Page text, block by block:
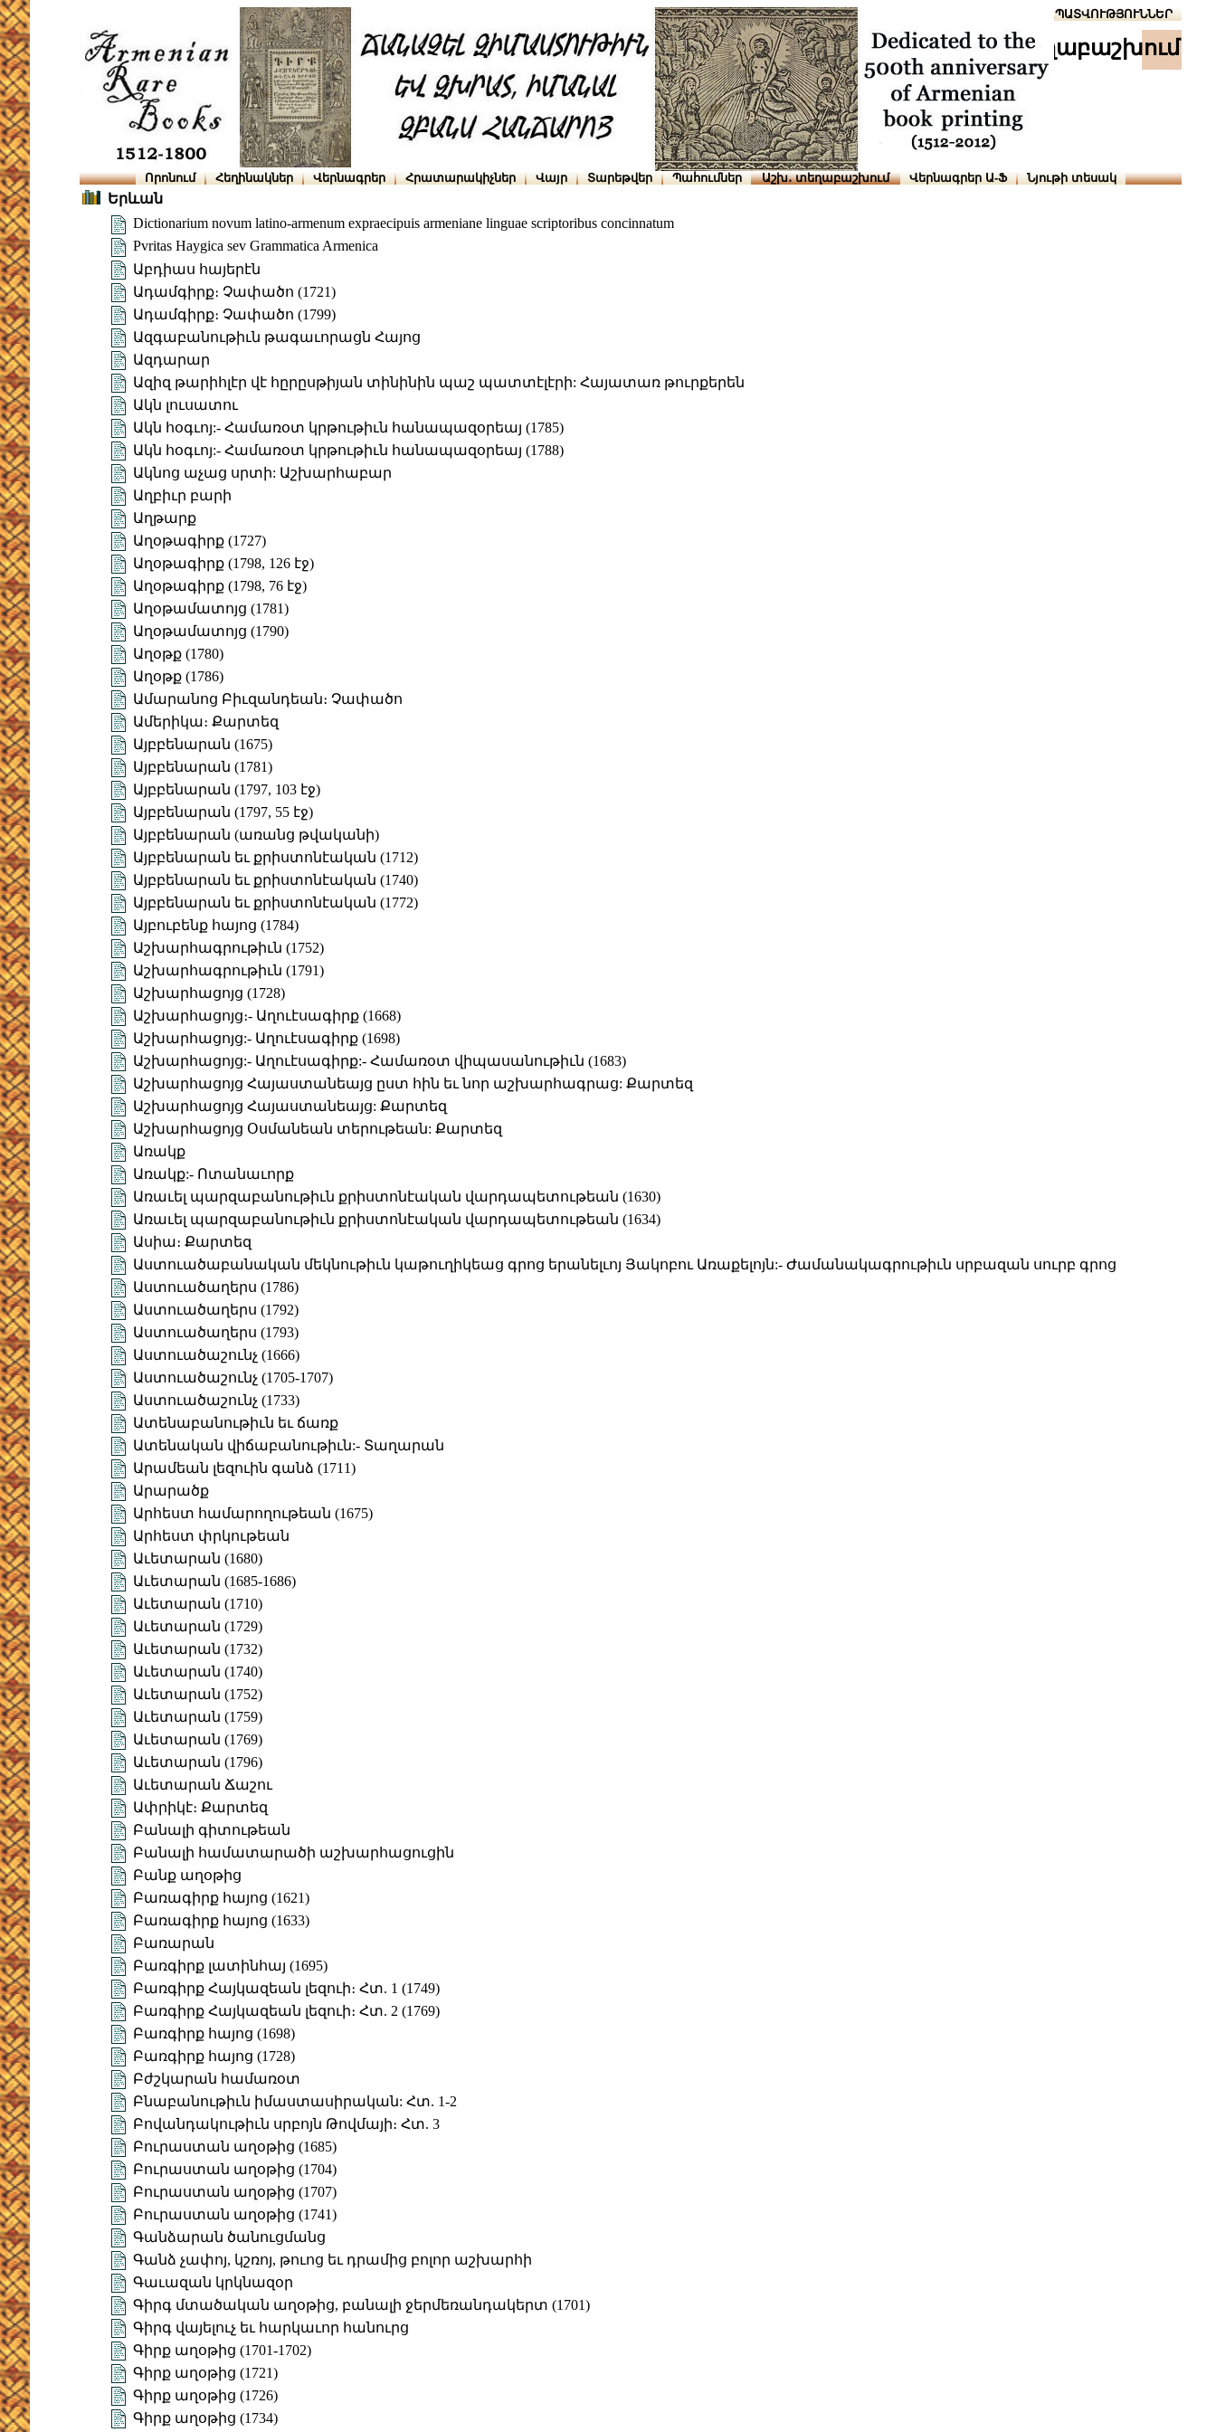
ՆԱԽԱՊԱՏՎՈՒԹՅՈՒՆՆԵՐ
աշխ․ տեղաբաշխում
Որոնում Հեղինակներ Վերնագրեր Հրատարակիչներ Վայր Տարեթվեր Պահումներ Աշխ․ տեղաբաշխում Վերնագրեր Ա-Ֆ Նյութի տեսակ
Երևան
Dictionarium novum latino-armenum expraecipuis armeniane linguae scriptoribus concinnatum
Pvritas Haygica sev Grammatica Armenica
Աբդիաս հայերէն
Ադամգիրք։ Չափածո (1721)
Ադամգիրք։ Չափածո (1799)
Ազգաբանութիւն թագաւորացն Հայոց
Ազդարար
Ազիզ թարիհլէր վէ հըրըսթիյան տինինին պաշ պատտէլէրի: Հայատառ թուրքերեն
Ակն լուսատու
Ակն հօգւոյ:- Համառօտ կրթութիւն հանապազօրեայ (1785)
Ակն հօգւոյ:- Համառօտ կրթութիւն հանապազօրեայ (1788)
Ակնոց աչաց սրտի: Աշխարհաբար
Աղբիւր բարի
Աղթարք
Աղօթագիրք (1727)
Աղօթագիրք (1798, 126 էջ)
Աղօթագիրք (1798, 76 էջ)
Աղօթամատոյց (1781)
Աղօթամատոյց (1790)
Աղօթք (1780)
Աղօթք (1786)
Ամարանոց Բիւզանդեան։ Չափածո
Ամերիկա։ Քարտեզ
Այբբենարան (1675)
Այբբենարան (1781)
Այբբենարան (1797, 103 էջ)
Այբբենարան (1797, 55 էջ)
Այբբենարան (առանց թվականի)
Այբբենարան եւ քրիստոնէական (1712)
Այբբենարան եւ քրիստոնէական (1740)
Այբբենարան եւ քրիստոնէական (1772)
Այբուբենք հայոց (1784)
Աշխարհագրութիւն (1752)
Աշխարհագրութիւն (1791)
Աշխարհացոյց (1728)
Աշխարհացոյց։- Աղուէսագիրք (1668)
Աշխարհացոյց:- Աղուէսագիրք (1698)
Աշխարհացոյց:- Աղուէսագիրք:- Համառօտ վիպասանութիւն (1683)
Աշխարհացոյց Հայաստանեայց ըստ հին եւ նոր աշխարհագրաց: Քարտեզ
Աշխարհացոյց Հայաստանեայց: Քարտեզ
Աշխարհացոյց Օսմանեան տերութեան: Քարտեզ
Առակք
Առակք:- Ոտանաւորք
Առաւել պարզաբանութիւն քրիստոնէական վարդապետութեան (1630)
Առաւել պարզաբանութիւն քրիստոնէական վարդապետութեան (1634)
Ասիա։ Քարտեզ
Աստուածաբանական մեկնութիւն կաթուղիկեաց գրոց երանելւոյ Յակոբու Առաքելոյն:- Ժամանակագրութիւն սրբազան սուրբ գրոց
Աստուածաղերս (1786)
Աստուածաղերս (1792)
Աստուածաղերս (1793)
Աստուածաշունչ (1666)
Աստուածաշունչ (1705-1707)
Աստուածաշունչ (1733)
Ատենաբանութիւն եւ ճառք
Ատենական վիճաբանութիւն:- Տաղարան
Արամեան լեզուին գանձ (1711)
Արարածք
Արհեստ համարողութեան (1675)
Արհեստ փրկութեան
Աւետարան (1680)
Աւետարան (1685-1686)
Աւետարան (1710)
Աւետարան (1729)
Աւետարան (1732)
Աւետարան (1740)
Աւետարան (1752)
Աւետարան (1759)
Աւետարան (1769)
Աւետարան (1796)
Աւետարան Ճաշու
Ափրիկէ։ Քարտեզ
Բանալի գիտութեան
Բանալի համատարածի աշխարհացուցին
Բանք աղօթից
Բառագիրք հայոց (1621)
Բառագիրք հայոց (1633)
Բառարան
Բառգիրք լատինհայ (1695)
Բառգիրք Հայկազեան լեզուի։ Հտ. 1 (1749)
Բառգիրք Հայկազեան լեզուի։ Հտ. 2 (1769)
Բառգիրք հայոց (1698)
Բառգիրք հայոց (1728)
Բժշկարան համառօտ
Բնաբանութիւն իմաստասիրական: Հտ. 1-2
Բովանդակութիւն սրբոյն Թովմայի։ Հտ. 3
Բուրաստան աղօթից (1685)
Բուրաստան աղօթից (1704)
Բուրաստան աղօթից (1707)
Բուրաստան աղօթից (1741)
Գանձարան ծանուցմանց
Գանձ չափոյ, կշռոյ, թուոց եւ դրամից բոլոր աշխարհի
Գաւազան կրկնազօր
Գիրգ մտածական աղօթից, բանալի ջերմեռանդակերտ (1701)
Գիրգ վայելուչ եւ հարկաւոր հանուրց
Գիրք աղօթից (1701-1702)
Գիրք աղօթից (1721)
Գիրք աղօթից (1726)
Գիրք աղօթից (1734)